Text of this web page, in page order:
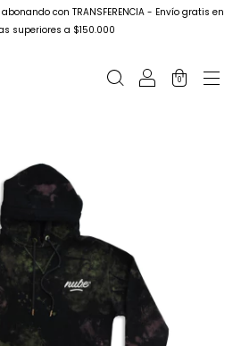
abonando con TRANSFERENCIA - Envío gratis en
superiores a $150.000
0